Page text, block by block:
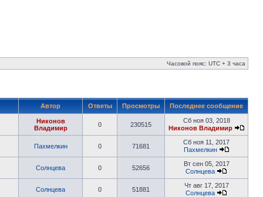
Часовой пояс: UTC + 3 часа
Автор Ответы Просмотры Последнее сообщение
Никонов
Владимир
0 230515
Сб ноя 03, 2018
Никонов Владимир
Пахмелкин 0 71681
Сб ноя 11, 2017
Пахмелкин
Солнцева 0 52656
Вт сен 05, 2017
Солнцева
Солнцева 0 51881
Чт авг 17, 2017
Солнцева